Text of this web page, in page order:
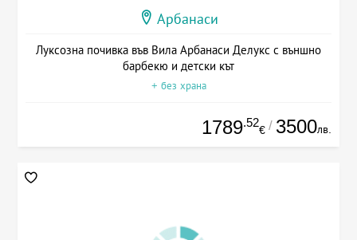
Арбанаси
Луксозна почивка във Вила Арбанаси Делукс с външно
барбекю и детски кът
+ без храна
1789.52
€ / 3500лв.